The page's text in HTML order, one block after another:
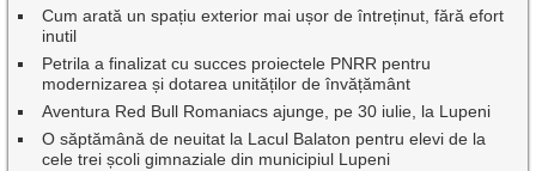
Cum arată un spațiu exterior mai ușor de întreținut, fără efort
inutil
Petrila a finalizat cu succes proiectele PNRR pentru
modernizarea și dotarea unităților de învățământ
Aventura Red Bull Romaniacs ajunge, pe 30 iulie, la Lupeni
O săptămână de neuitat la Lacul Balaton pentru elevi de la
cele trei școli gimnaziale din municipiul Lupeni